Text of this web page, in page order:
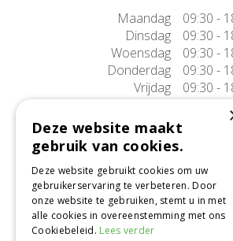
Maandag
09:30 -
Dinsdag
09:30 -
Woensdag
09:30 -
Donderdag
09:30 -
Vrijdag
09:30 -
Zaterdag
09:30 -
Zondag
10:00 -
Afwijkende
Onze locatie
Tuincentrum
Jac. P. Thijsseweg 4
Deze website maakt
gebruik van cookies.
Deze website gebruikt cookies om uw
gebruikerservaring te verbeteren. Door
onze website te gebruiken, stemt u in met
alle cookies in overeenstemming met ons
Cookiebeleid. Lees verder